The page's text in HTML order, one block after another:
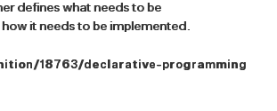
defines what needs to be
it needs to be implemented.
18763/declarative-programming